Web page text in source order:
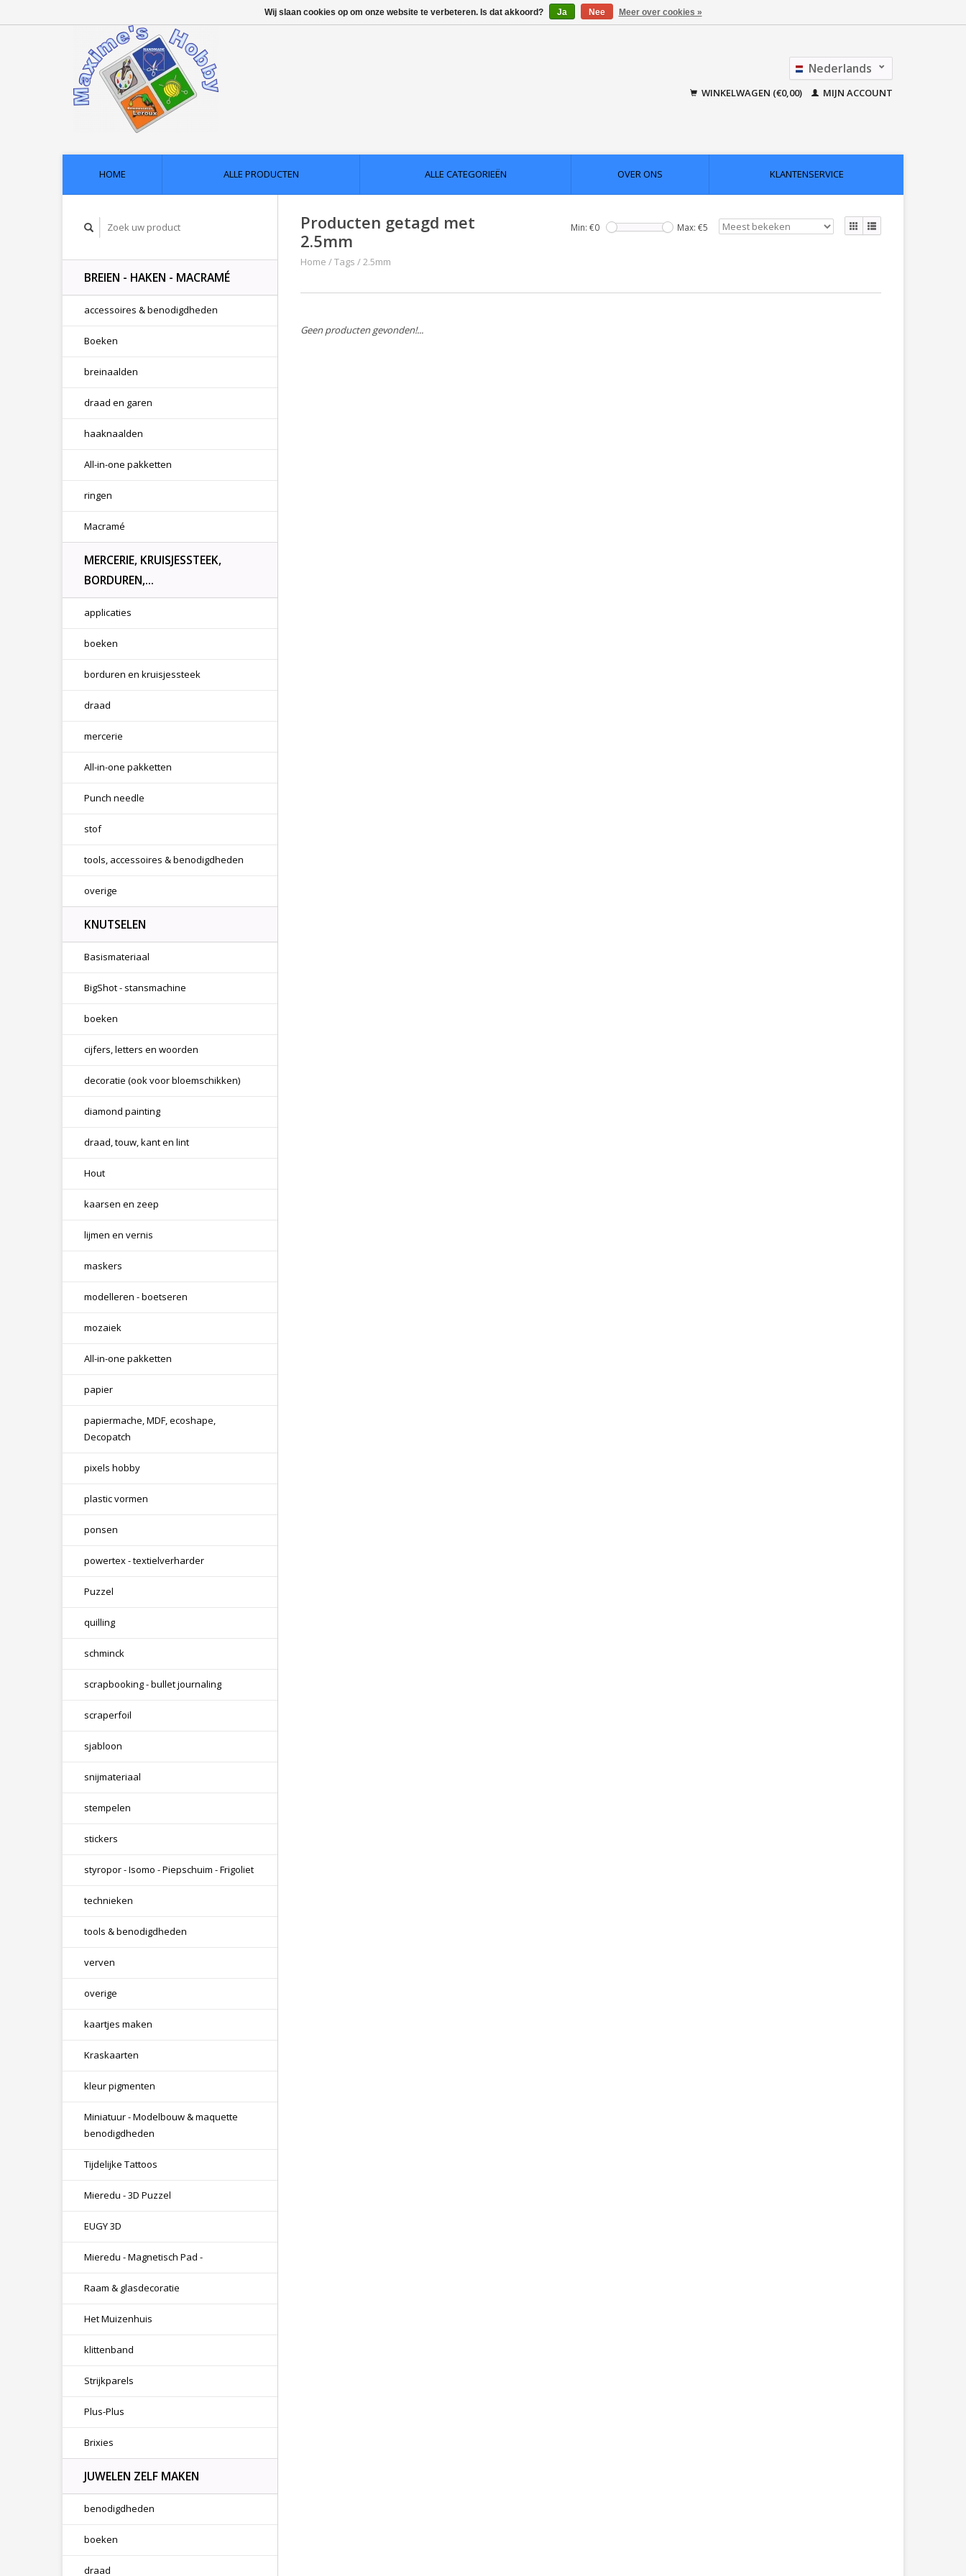
Nederlands
Français
WINKELWAGEN (€0,00) MIJN ACCOUNT
HOME ALLE PRODUCTEN ALLE CATEGORIEËN OVER ONS KLANTENSERVICE
BREIEN - HAKEN - MACRAMÉ
accessoires & benodigdheden
Boeken
breinaalden
draad en garen
haaknaalden
All-in-one pakketten
ringen
Macramé
MERCERIE, KRUISJESSTEEK,
BORDUREN,...
applicaties
boeken
borduren en kruisjessteek
draad
mercerie
All-in-one pakketten
Punch needle
stof
tools, accessoires & benodigdheden
overige
KNUTSELEN
Basismateriaal
BigShot - stansmachine
boeken
cijfers, letters en woorden
decoratie (ook voor bloemschikken)
diamond painting
draad, touw, kant en lint
Hout
kaarsen en zeep
lijmen en vernis
maskers
modelleren - boetseren
mozaiek
All-in-one pakketten
papier
papiermache, MDF, ecoshape,
Decopatch
pixels hobby
plastic vormen
ponsen
powertex - textielverharder
Puzzel
quilling
schminck
scrapbooking - bullet journaling
scraperfoil
sjabloon
snijmateriaal
stempelen
stickers
styropor - Isomo - Piepschuim - Frigoliet
technieken
tools & benodigdheden
verven
overige
kaartjes maken
Kraskaarten
kleur pigmenten
Miniatuur - Modelbouw & maquette
benodigdheden
Tijdelijke Tattoos
Mieredu - 3D Puzzel
EUGY 3D
Mieredu - Magnetisch Pad -
Raam & glasdecoratie
Het Muizenhuis
klittenband
Strijkparels
Plus-Plus
Brixies
JUWELEN ZELF MAKEN
benodigdheden
boeken
draad
Producten getagd met
2.5mm
Home /Tags /2.5mm
Min: €0 Max: €5
Geen producten gevonden!...
Wij slaan cookies op om onze website te verbeteren. Is dat akkoord? Ja Nee Meer over cookies »